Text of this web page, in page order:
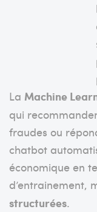
La Machine
qui
fraudes ou
chatbot
économique en
d’entrainement,
structurées.